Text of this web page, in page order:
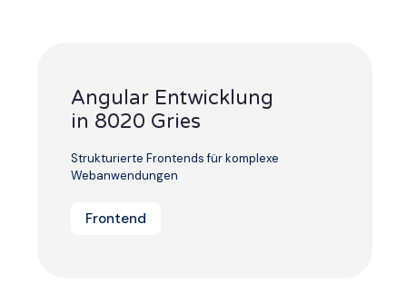
Angular Entwicklung
in 8020 Gries
Strukturierte Frontends für komplexe
Webanwendungen
Frontend